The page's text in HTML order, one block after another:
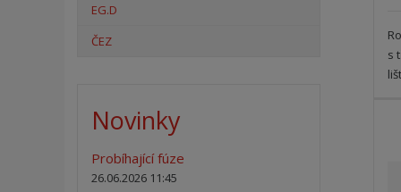
s
EG.D
ČEZ
Novinky
Probíhající fúze
26.06.2026 11:45